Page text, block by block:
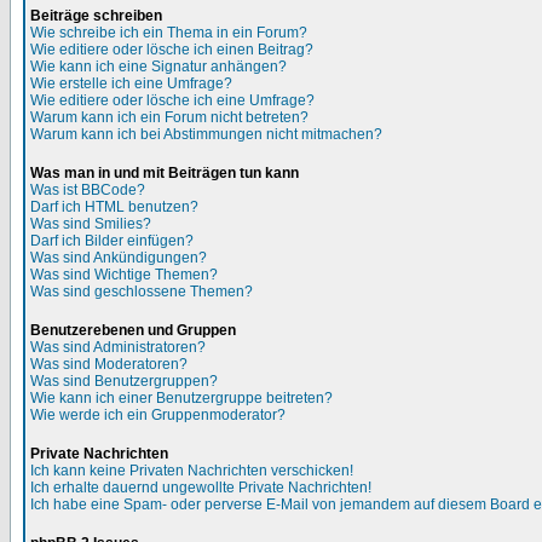
Beiträge schreiben
Wie schreibe ich ein Thema in ein Forum?
Wie editiere oder lösche ich einen Beitrag?
Wie kann ich eine Signatur anhängen?
Wie erstelle ich eine Umfrage?
Wie editiere oder lösche ich eine Umfrage?
Warum kann ich ein Forum nicht betreten?
Warum kann ich bei Abstimmungen nicht mitmachen?
Was man in und mit Beiträgen tun kann
Was ist BBCode?
Darf ich HTML benutzen?
Was sind Smilies?
Darf ich Bilder einfügen?
Was sind Ankündigungen?
Was sind Wichtige Themen?
Was sind geschlossene Themen?
Benutzerebenen und Gruppen
Was sind Administratoren?
Was sind Moderatoren?
Was sind Benutzergruppen?
Wie kann ich einer Benutzergruppe beitreten?
Wie werde ich ein Gruppenmoderator?
Private Nachrichten
Ich kann keine Privaten Nachrichten verschicken!
Ich erhalte dauernd ungewollte Private Nachrichten!
Ich habe eine Spam- oder perverse E-Mail von jemandem auf diesem Board